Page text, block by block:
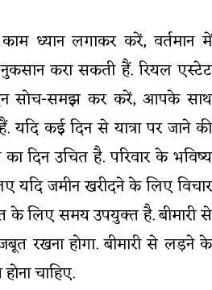
ध्यान लगाकर करें, वर्तमान में
करा सकती हैं. रियल एस्टेट
सोच-समझ कर करें, आपके साथ
यदि कई दिन से यात्रा पर जाने की
दिन उचित है. परिवार के भविष्य
यदि जमीन खरीदने के लिए विचार
के लिए समय उपयुक्त है. बीमारी से
रखना होगा. बीमारी से लड़ने के
चाहिए.